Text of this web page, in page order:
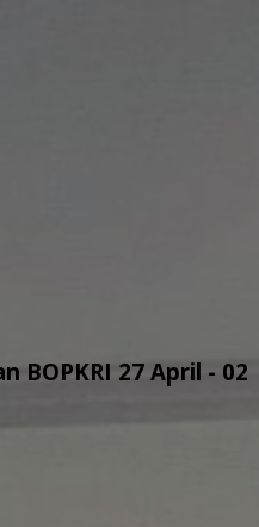
BOPKRI 27 April - 02